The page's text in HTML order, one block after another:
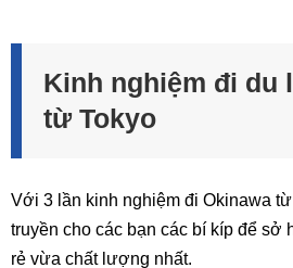
Kinh nghiệm đi du
từ Tokyo
Với 3 lần kinh nghiệm đi Okinawa
truyền cho các bạn các bí kíp để sở
rẻ vừa chất lượng nhất.